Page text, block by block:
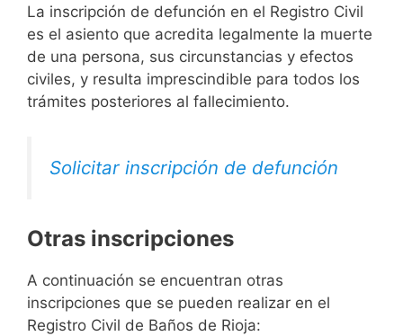
La inscripción de defunción en el Registro Civil
es el asiento que acredita legalmente la muerte
de una persona, sus circunstancias y efectos
civiles, y resulta imprescindible para todos los
trámites posteriores al fallecimiento.
Solicitar inscripción de defunción
Otras inscripciones
A continuación se encuentran otras
inscripciones que se pueden realizar en el
Registro Civil de Baños de Rioja: